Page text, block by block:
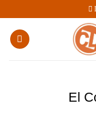
contenido
El